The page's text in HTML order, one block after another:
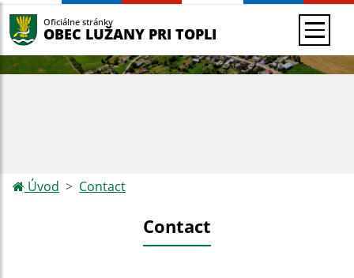
Oficiálne stránky
OBEC LUŽANY PRI TOPLI
Úvod Contact
Contact